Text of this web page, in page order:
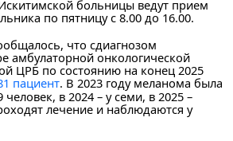
больницы ведут прием
по пятницу с 8.00 до 16.00.
что сдиагнозом
амбулаторной онкологической
ЦРБ по состоянию на конец 2025
пациент. В 2023 году меланома была
человек, в 2024 – у семи, в 2025 –
лечение и наблюдаются у